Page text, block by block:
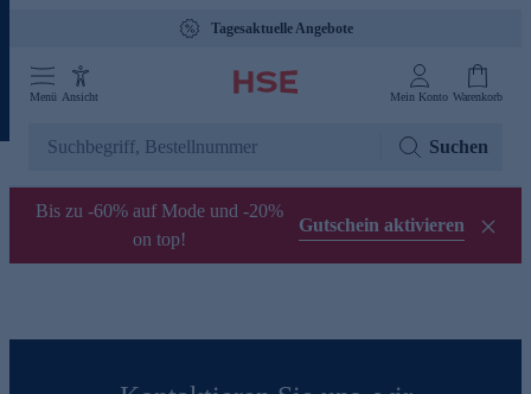
Tagesaktuelle Angebote
Menü Ansicht Mein Konto Warenkorb
Suchen
Bis zu -60% auf Mode und -20%
on top!
Gutschein aktivieren